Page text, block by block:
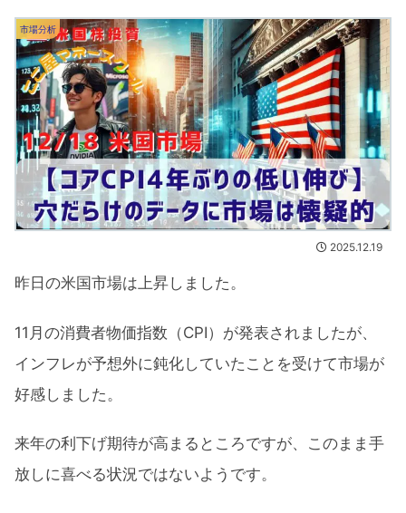
市場分析
2025.12.19
昨日の米国市場は上昇しました。
11月の消費者物価指数（CPI）が発表されましたが、
インフレが予想外に鈍化していたことを受けて市場が
好感しました。
来年の利下げ期待が高まるところですが、このまま手
放しに喜べる状況ではないようです。